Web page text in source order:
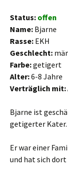
Status: offen
Name: Bjarne
Rasse: EKH
Geschlecht:
Farbe:getigert
Alter:6-8 Jahre
Verträglich mit:
Bjarne ist
getigerter Kater.
Er war einer
und hat sich